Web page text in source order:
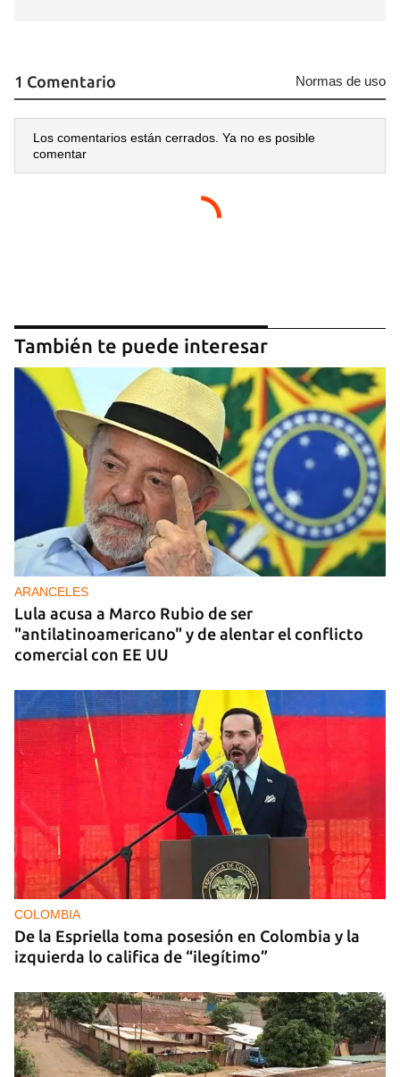
iniciar sesión con tu cuenta de 14ymedio.
1 Comentario Normas de uso
Los comentarios están cerrados. Ya no es posible
comentar
También te puede interesar
ARANCELES
Lula acusa a Marco Rubio de ser
"antilatinoamericano" y de alentar el conflicto
comercial con EE UU
COLOMBIA
De la Espriella toma posesión en Colombia y la
izquierda lo califica de “ilegítimo”